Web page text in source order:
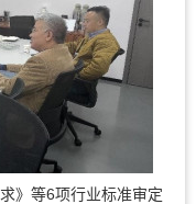
》等6项行业标准审定